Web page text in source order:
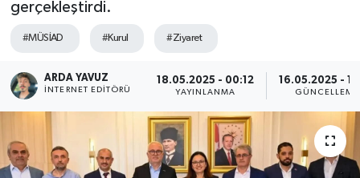
gerçekleştirdi.
#MÜSİAD #Kurul #Ziyaret
ARDA YAVUZ
İNTERNET EDITÖRÜ
18.05.2025 - 00:12
YAYINLANMA
16.05.2025 -
GÜNCELLEME
ULUSAL
İLÇELERİMİZ